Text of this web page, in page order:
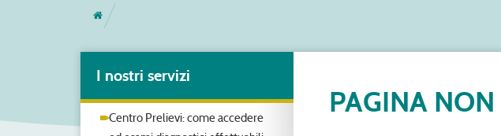
I nostri servizi
Centro Prelievi: come accedere
PAGINA